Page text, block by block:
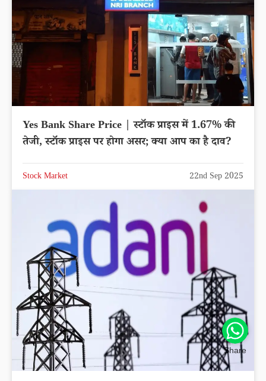
Yes Bank Share Price | स्टॉक प्राइस में 1.67% की
तेजी, स्टॉक प्राइस पर होगा असर; क्या आप का है दाव?
Stock Market 22nd Sep 2025
Share